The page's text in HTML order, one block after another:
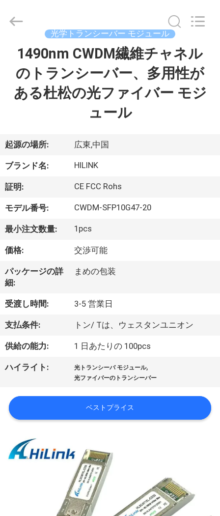
わ
た
し
た
に
つ
い
て
工
場
ア
supplier.
Copyright
Technology
Co.,Ltd..
Reserved.
光学トランシーバー モジュール
1490nm CWDM繊維チャネル
のトランシーバー、多用性が
ある杜松の光ファイバー モジ
ュール
起源の場所: 広東,中国
ブランド名: HILINK
証明: CE FCC Rohs
モデル番号: CWDM-SFP10G47-20
最小注文数量: 1pcs
価格: 交渉可能
パッケージの詳
細:
まめの包装
受渡し時間: 3-5 営業日
支払条件: トン/ Tは、ウェスタンユニオン
供給の能力: 1 日あたりの 100pcs
ハイライト: 光トランシーバ モジュール,
光ファイバーのトランシーバー
ベストプライス